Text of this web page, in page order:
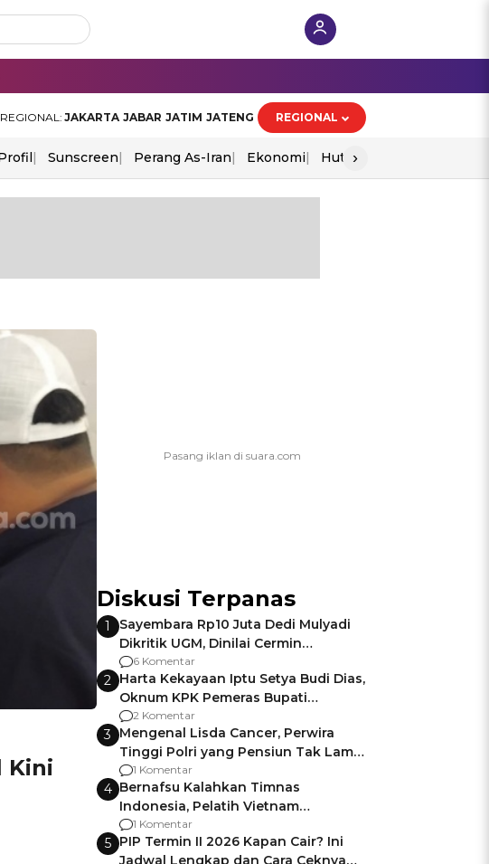
REGIONAL: JAKARTA JABAR JATIM JATENG REGIONAL
Sunscreen Perang As-Iran Ekonomi Hut Ri
›
Kini
Diskusi Terpanas
1
Sayembara Rp10 Juta Dedi Mulyadi
Dikritik UGM, Dinilai Cermin
Gagalnya Negara Jamin Keamanan
6 Komentar
2 Harta Kekayaan Iptu Setya Budi Dias,
Oknum KPK Pemeras Bupati
Pemalang
2 Komentar
3 Mengenal Lisda Cancer, Perwira
Tinggi Polri yang Pensiun Tak Lama
Usai Jadi Brigjen
1 Komentar
4 Bernafsu Kalahkan Timnas
Indonesia, Pelatih Vietnam
Berencana Pakai Jimat di Pakansari
1 Komentar
5 PIP Termin II 2026 Kapan Cair? Ini
Jadwal Lengkap dan Cara Ceknya